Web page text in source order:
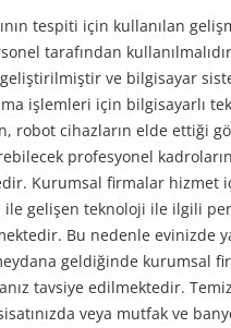
tespiti için kullanılan
tarafından
ve bilgisayar
işlemleri için bilgisayarlı
robot cihazların elde ettiği
profesyonel
Kurumsal firmalar hizmet
gelişen teknoloji ile ilgili
Bu nedenle evinizde
geldiğinde kurumsal
tavsiye edilmektedir.
veya mutfak ve